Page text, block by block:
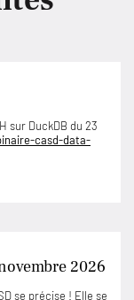
sur DuckDB du 23
casd-data-
2026
se précise ! Elle se